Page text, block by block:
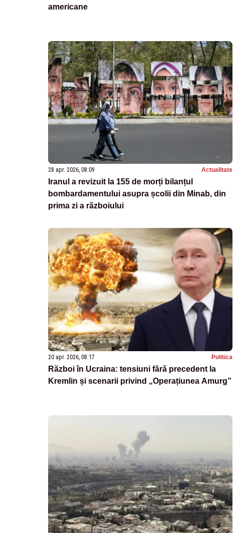
americane
28 apr. 2026, 08:09 Actualitate
Iranul a revizuit la 155 de morți bilanțul
bombardamentului asupra școlii din Minab, din
prima zi a războiului
20 apr. 2026, 08:17 Politica
Război în Ucraina: tensiuni fără precedent la
Kremlin și scenarii privind „Operațiunea Amurg”